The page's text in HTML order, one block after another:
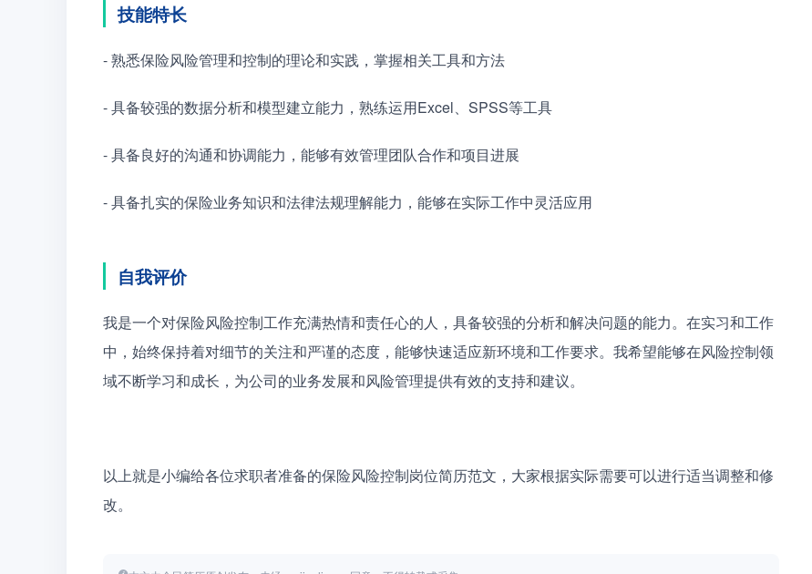
技能特长
- 熟悉保险风险管理和控制的理论和实践，掌握相关工具和方法
- 具备较强的数据分析和模型建立能力，熟练运用Excel、SPSS等工具
- 具备良好的沟通和协调能力，能够有效管理团队合作和项目进展
- 具备扎实的保险业务知识和法律法规理解能力，能够在实际工作中灵活应用
自我评价
我是一个对保险风险控制工作充满热情和责任心的人，具备较强的分析和解决问题的能力。在实习和工作
中，始终保持着对细节的关注和严谨的态度，能够快速适应新环境和工作要求。我希望能够在风险控制领
域不断学习和成长，为公司的业务发展和风险管理提供有效的支持和建议。
以上就是小编给各位求职者准备的保险风险控制岗位简历范文，大家根据实际需要可以进行适当调整和修
改。